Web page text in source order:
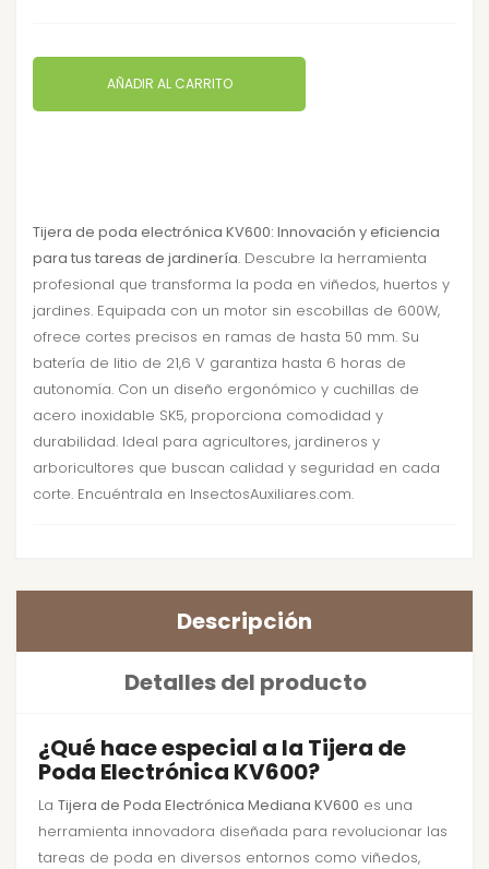
AÑADIR AL CARRITO
Tijera de poda electrónica KV600: Innovación y eficiencia
para tus tareas de jardinería. Descubre la herramienta
profesional que transforma la poda en viñedos, huertos y
jardines. Equipada con un motor sin escobillas de 600W,
ofrece cortes precisos en ramas de hasta 50 mm. Su
batería de litio de 21,6 V garantiza hasta 6 horas de
autonomía. Con un diseño ergonómico y cuchillas de
acero inoxidable SK5, proporciona comodidad y
durabilidad. Ideal para agricultores, jardineros y
arboricultores que buscan calidad y seguridad en cada
corte. Encuéntrala en InsectosAuxiliares.com.
Descripción
Detalles del producto
¿Qué hace especial a la Tijera de
Poda Electrónica KV600?
La Tijera de Poda Electrónica Mediana KV600 es una
herramienta innovadora diseñada para revolucionar las
tareas de poda en diversos entornos como viñedos,